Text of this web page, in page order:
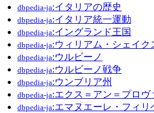
dbpedia-ja:イタリアの歴史
dbpedia-ja:イタリア統一運動
dbpedia-ja:イングランド王国
dbpedia-ja:ウィリアム・シェイク
dbpedia-ja:ウルビーノ
dbpedia-ja:ウルビーノ戦争
dbpedia-ja:ウンブリア州
dbpedia-ja:エクス＝アン＝プロヴ
dbpedia-ja:エマヌエーレ・フィ